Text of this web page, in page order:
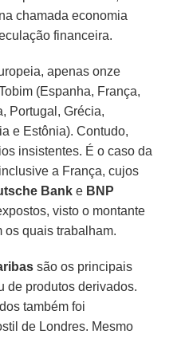
chamada economia
financeira.
apenas onze
(Espanha, França,
Portugal, Grécia,
e Estônia). Contudo,
insistentes. É o caso da
a França, cujos
Bank e BNP
visto o montante
os quais trabalham.
são os principais
de produtos derivados.
também foi
de Londres. Mesmo